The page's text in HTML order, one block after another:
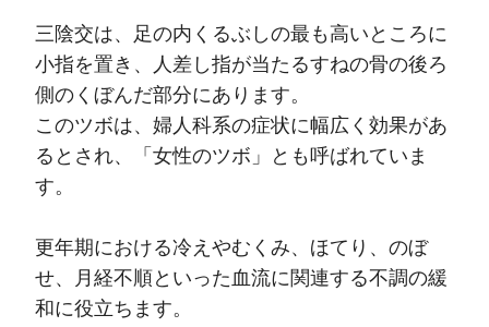
三陰交は、足の内くるぶしの最も高いところに
小指を置き、人差し指が当たるすねの骨の後ろ
側のくぼんだ部分にあります。
このツボは、婦人科系の症状に幅広く効果があ
るとされ、「女性のツボ」とも呼ばれていま
す。
更年期における冷えやむくみ、ほてり、のぼ
せ、月経不順といった血流に関連する不調の緩
和に役立ちます。